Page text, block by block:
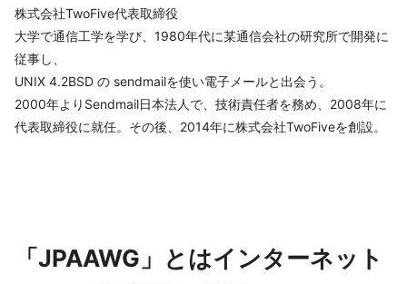
株式会社TwoFive代表取締役
大学で通信工学を学び、1980年代に某通信会社の研究所で開発に
従事し、
UNIX 4.2BSD の sendmailを使い電子メールと出会う。
2000年よりSendmail日本法人で、技術責任者を務め、2008年に
代表取締役に就任。その後、2014年に株式会社TwoFiveを創設。
「JPAAWG」とはインターネット